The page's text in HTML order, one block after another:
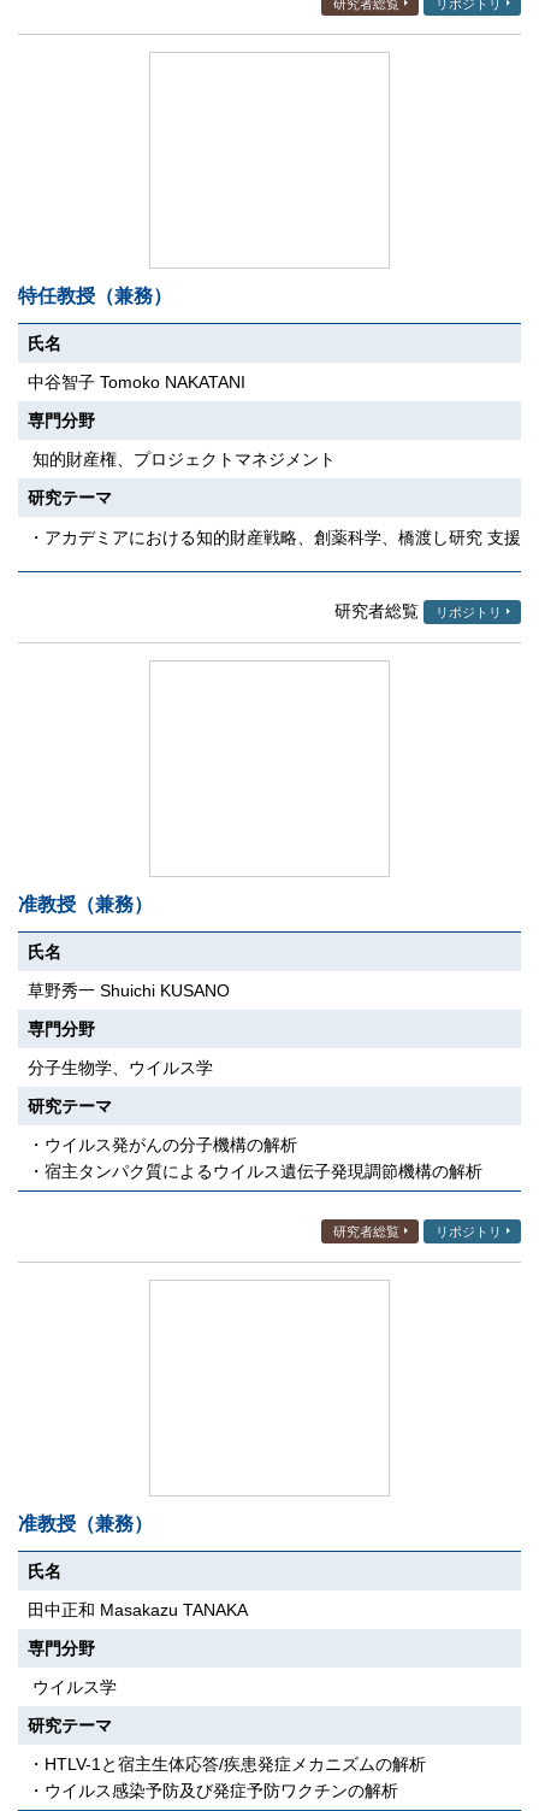
研究者総覧 リポジトリ
特任教授（兼務）
氏名
中谷智子 Tomoko NAKATANI
専門分野
知的財産権、プロジェクトマネジメント
研究テーマ
・アカデミアにおける知的財産戦略、創薬科学、橋渡し研究 支援
研究者総覧 リポジトリ
准教授（兼務）
氏名
草野秀一 Shuichi KUSANO
専門分野
分子生物学、ウイルス学
研究テーマ
・ウイルス発がんの分子機構の解析
・宿主タンパク質によるウイルス遺伝子発現調節機構の解析
研究者総覧 リポジトリ
准教授（兼務）
氏名
田中正和 Masakazu TANAKA
専門分野
ウイルス学
研究テーマ
・HTLV-1と宿主生体応答/疾患発症メカニズムの解析
・ウイルス感染予防及び発症予防ワクチンの解析